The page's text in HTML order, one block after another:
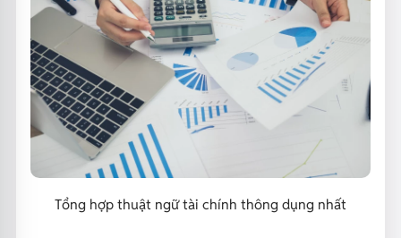
Tổng hợp thuật ngữ tài chính thông dụng nhất